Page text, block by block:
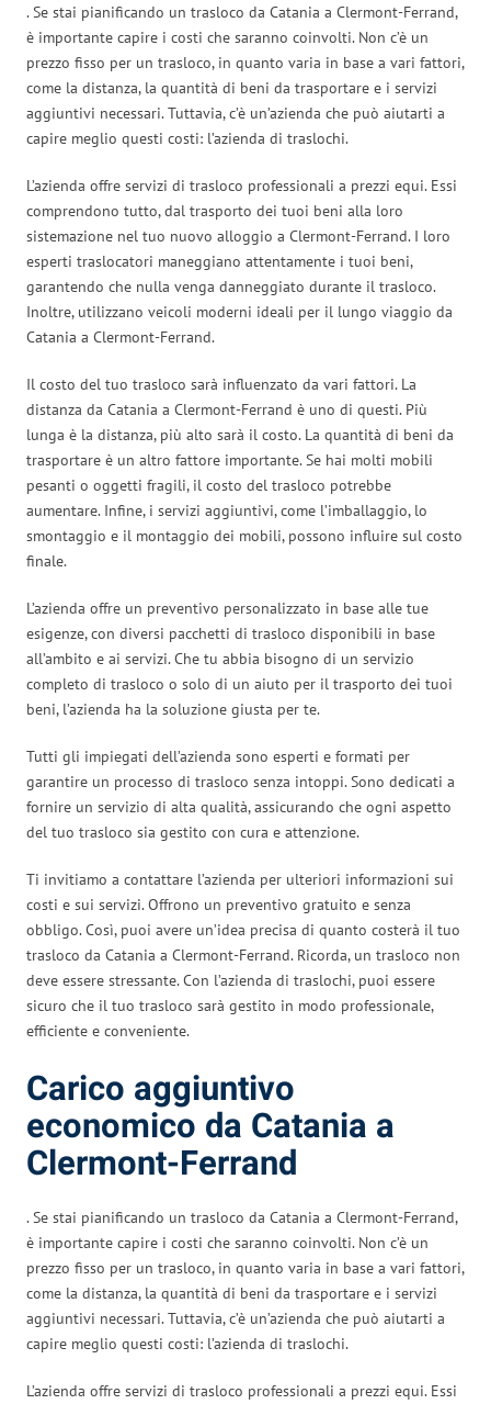
. Se stai pianificando un trasloco da Catania a Clermont-Ferrand,
è importante capire i costi che saranno coinvolti. Non c’è un
prezzo fisso per un trasloco, in quanto varia in base a vari fattori,
come la distanza, la quantità di beni da trasportare e i servizi
aggiuntivi necessari. Tuttavia, c’è un’azienda che può aiutarti a
capire meglio questi costi: l’azienda di traslochi.
L’azienda offre servizi di trasloco professionali a prezzi equi. Essi
comprendono tutto, dal trasporto dei tuoi beni alla loro
sistemazione nel tuo nuovo alloggio a Clermont-Ferrand. I loro
esperti traslocatori maneggiano attentamente i tuoi beni,
garantendo che nulla venga danneggiato durante il trasloco.
Inoltre, utilizzano veicoli moderni ideali per il lungo viaggio da
Catania a Clermont-Ferrand.
Il costo del tuo trasloco sarà influenzato da vari fattori. La
distanza da Catania a Clermont-Ferrand è uno di questi. Più
lunga è la distanza, più alto sarà il costo. La quantità di beni da
trasportare è un altro fattore importante. Se hai molti mobili
pesanti o oggetti fragili, il costo del trasloco potrebbe
aumentare. Infine, i servizi aggiuntivi, come l’imballaggio, lo
smontaggio e il montaggio dei mobili, possono influire sul costo
finale.
L’azienda offre un preventivo personalizzato in base alle tue
esigenze, con diversi pacchetti di trasloco disponibili in base
all’ambito e ai servizi. Che tu abbia bisogno di un servizio
completo di trasloco o solo di un aiuto per il trasporto dei tuoi
beni, l’azienda ha la soluzione giusta per te.
Tutti gli impiegati dell’azienda sono esperti e formati per
garantire un processo di trasloco senza intoppi. Sono dedicati a
fornire un servizio di alta qualità, assicurando che ogni aspetto
del tuo trasloco sia gestito con cura e attenzione.
Ti invitiamo a contattare l’azienda per ulteriori informazioni sui
costi e sui servizi. Offrono un preventivo gratuito e senza
obbligo. Così, puoi avere un’idea precisa di quanto costerà il tuo
trasloco da Catania a Clermont-Ferrand. Ricorda, un trasloco non
deve essere stressante. Con l’azienda di traslochi, puoi essere
sicuro che il tuo trasloco sarà gestito in modo professionale,
efficiente e conveniente.
Carico aggiuntivo
economico da Catania a
Clermont-Ferrand
. Se stai pianificando un trasloco da Catania a Clermont-Ferrand,
è importante capire i costi che saranno coinvolti. Non c’è un
prezzo fisso per un trasloco, in quanto varia in base a vari fattori,
come la distanza, la quantità di beni da trasportare e i servizi
aggiuntivi necessari. Tuttavia, c’è un’azienda che può aiutarti a
capire meglio questi costi: l’azienda di traslochi.
L’azienda offre servizi di trasloco professionali a prezzi equi. Essi